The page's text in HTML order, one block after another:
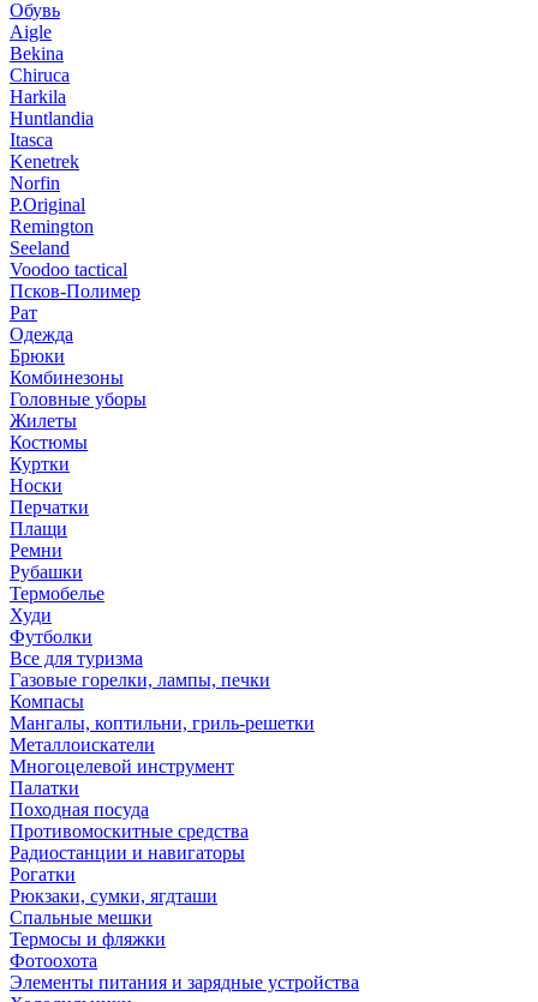
Обувь
Aigle
Bekina
Chiruсa
Harkila
Huntlandia
Itasca
Kenetrek
Norfin
P.Original
Remington
Seeland
Voodoo tactical
Псков-Полимер
Рат
Одежда
Брюки
Комбинезоны
Головные уборы
Жилеты
Костюмы
Куртки
Носки
Перчатки
Плащи
Ремни
Рубашки
Термобелье
Худи
Футболки
Все для туризма
Газовые горелки, лампы, печки
Компасы
Мангалы, коптильни, гриль-решетки
Металлоискатели
Многоцелевой инструмент
Палатки
Походная посуда
Противомоскитные средства
Радиостанции и навигаторы
Рогатки
Рюкзаки, сумки, ягдташи
Спальные мешки
Термосы и фляжки
Фотоохота
Элементы питания и зарядные устройства